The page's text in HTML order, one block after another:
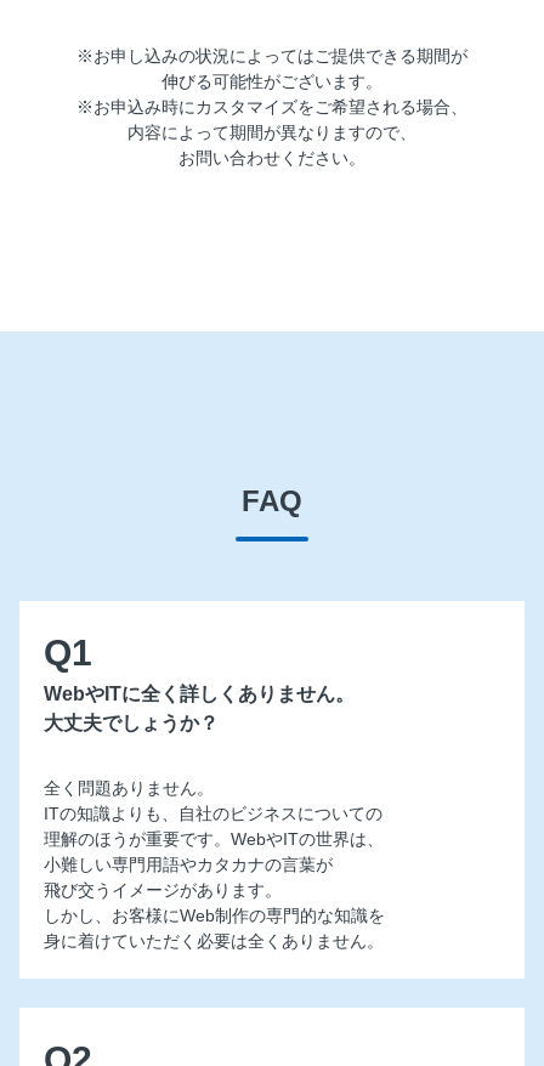
※お申し込みの状況によってはご提供できる期間が
伸びる可能性がございます。
※お申込み時にカスタマイズをご希望される場合、
内容によって期間が異なりますので、
お問い合わせください。
FAQ
Q1
WebやITに全く詳しくありません。
大丈夫でしょうか？
全く問題ありません。
ITの知識よりも、自社のビジネスについての
理解のほうが重要です。 WebやITの世界は、
小難しい専門用語やカタカナの言葉が
飛び交うイメージがあります。
しかし、お客様にWeb制作の専門的な知識を
身に着けていただく必要は全くありません。